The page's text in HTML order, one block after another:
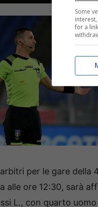
per le gare della
alle ore 12:30, sarà
L., con quarto
Some
for a